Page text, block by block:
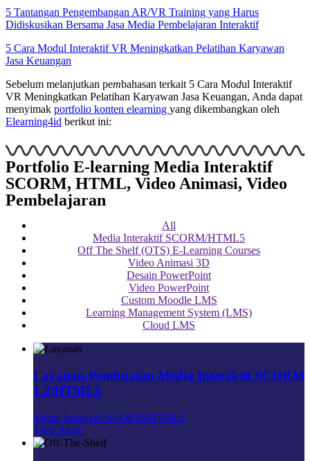
5 Tantangan Pengembangan AR/VR Training yang Harus
Didiskusikan Bersama Jasa Media Pembelajaran Interaktif
5 Cara Modul Interaktif VR Meningkatkan Pelatihan Karyawan
Jasa Keuangan
Sebelum melanjutkan pembahasan terkait 5 Cara Modul Interaktif
VR Meningkatkan Pelatihan Karyawan Jasa Keuangan, Anda dapat
menyimak portfolio konten elearning yang dikembangkan oleh
Elearning4id berikut ini:
Portfolio E-learning Media Interaktif
SCORM, HTML, Video Animasi, Video
Pembelajaran
All
Media Interaktif SCORM/HTML5
Off The Shelf (OTS) E-Learning Courses
Video Animasi 3D
Desain PowerPoint
Video PowerPoint
Custom Moodle LMS
Learning Management System (LMS)
Cloud LMS
Layanan Pembuatan Media Interaktif SCORM
1.2/HTML5
Media Interaktif SCORM/HTML5
View More